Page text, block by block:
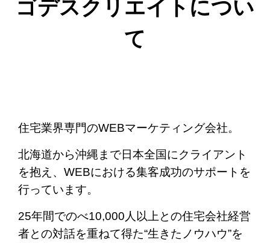
ゴデスクリエイトについ
て
住宅業界専門のWEBマーケティング会社。
北海道から沖縄まで日本全国にクライアント
を抱え、WEBにおける集客成功のサポートを
行っています。
25年間でのべ10,000人以上との住宅会社経営
者との対話を重ねて得た“生きたノウハウ”を